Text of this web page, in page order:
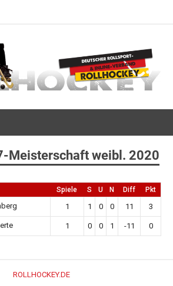
Meisterschaft weibl. 2020
Spiele S U N Diff Pkt
1 1 0 0 11 3
1 0 0 1 -11 0
ROLLHOCKEY.DE